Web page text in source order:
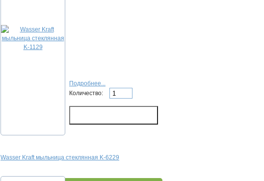
Подробнее...
Количество:
Wasser Kraft мыльница стеклянная K-6229